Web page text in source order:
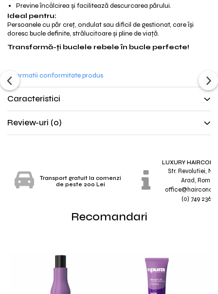
Previne încâlcirea și facilitează descurcarea părului.
Ideal pentru:
Persoanele cu păr creț, ondulat sau dificil de gestionat, care își
doresc bucle definite, strălucitoare și pline de viață.
Transformă-ți buclele rebele în bucle perfecte!
Informatii conformitate produs
Caracteristici
Review-uri (0)
Transport gratuit la comenzi
de peste 200 Lei
LUXURY
Str. Revolutiei, Nr.
Arad,
(0) 749 236
Recomandari